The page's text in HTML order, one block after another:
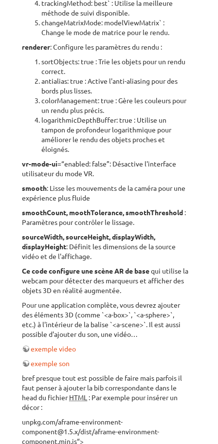
trackingMethod: best` : Utilise la meilleure
méthode de suivi disponible.
changeMatrixMode: modelViewMatrix` :
Change le mode de matrice pour le rendu.
renderer: Configure les paramètres du rendu :
sortObjects: true : Trie les objets pour un rendu
correct.
antialias: true : Active l'anti-aliasing pour des
bords plus lisses.
colorManagement: true : Gère les couleurs pour
un rendu plus précis.
logarithmicDepthBuffer: true : Utilise un
tampon de profondeur logarithmique pour
améliorer le rendu des objets proches et
éloignés.
vr-mode-ui=“enabled: false”: Désactive l'interface
utilisateur du mode VR.
smooth: Lisse les mouvements de la caméra pour une
expérience plus fluide
smoothCount, moothTolerance, smoothThreshold :
Paramètres pour contrôler le lissage.
sourceWidth, sourceHeight, displayWidth,
displayHeight: Définit les dimensions de la source
vidéo et de l'affichage.
Ce code configure une scène AR de basequi utilise la
webcam pour détecter des marqueurs et afficher des
objets 3D en réalité augmentée.
Pour une application complète, vous devrez ajouter
des éléments 3D (comme `<a-box>`, `<a-sphere>`,
etc.) à l'intérieur de la balise `<a-scene>`. Il est aussi
possible d'ajouter du son, une vidéo…
exemple video
exemple son
bref presque tout est possible de faire mais parfois il
faut penser à ajouter la bib correspondante dans le
head du fichierHTML : Par exemple pour insérer un
décor :
unpkg.com/aframe-environment-
component@1.5.x/dist/aframe-environment-
component.min.js“>